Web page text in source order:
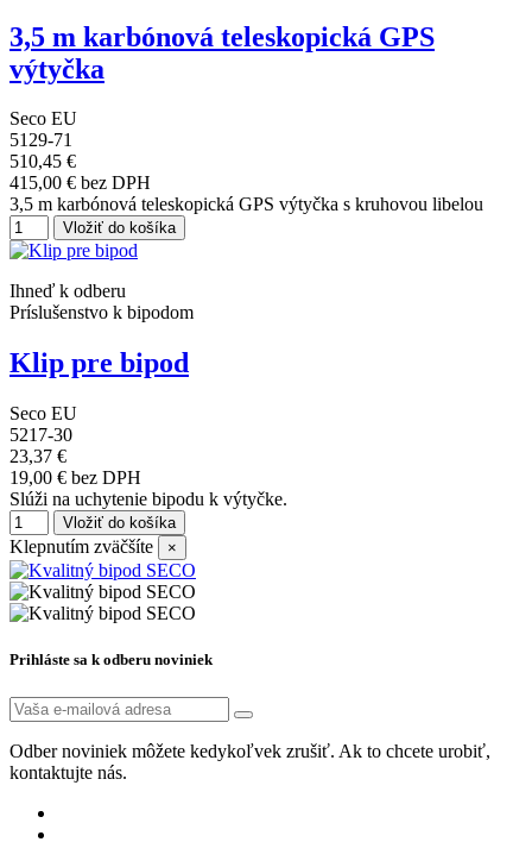
3,5 m karbónová teleskopická GPS
výtyčka
Seco EU
5129-71
510,45 €
415,00 € bez DPH
3,5 m karbónová teleskopická GPS výtyčka s kruhovou libelou
Vložiť do košíka
Ihneď k odberu
Príslušenstvo k bipodom
Klip pre bipod
Seco EU
5217-30
23,37 €
19,00 € bez DPH
Slúži na uchytenie bipodu k výtyčke.
Vložiť do košíka
Klepnutím zväčšíte ×
Prihláste sa k odberu noviniek
Odber noviniek môžete kedykoľvek zrušiť. Ak to chcete urobiť,
kontaktujte nás.